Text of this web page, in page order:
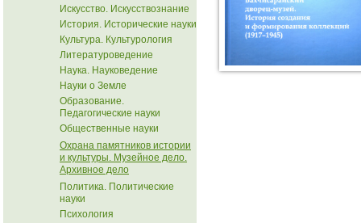
Искусство. Искусствознание
История. Исторические науки
Культура. Культурология
Литературоведение
Наука. Науковедение
Науки о Земле
Образование.
Педагогические науки
Общественные науки
Охрана памятников истории
и культуры. Музейное дело.
Архивное дело
Политика. Политические
науки
Психология